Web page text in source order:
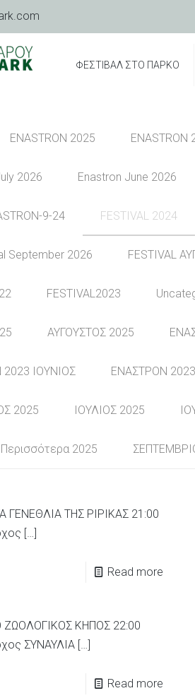
ΦΕΣΤΙΒΑΛ ΣΤΟ ΠΑΡΚΟ
ENASTRON 2025 ENASTRON
2026 Enastron June 2026
9-24 FESTIVAL 2024
September 2026 FESTIVAL
FESTIVAL2023
ΑΥΓΟΥΣΤΟΣ 2025
ΙΟΥΝΙΟΣ ΕΝΑΣΤΡΟΝ
2025 ΙΟΥΛΙΟΣ 2025
Περισσότερα 2025
ΓΕΝΕΘΛΙΑ ΤΗΣ ΡΙΡΙΚΑΣ 21:00
[…]
Read more
ΚΗΠΟΣ 22:00
ΣΥΝΑΥΛΙΑ[…]
Read more